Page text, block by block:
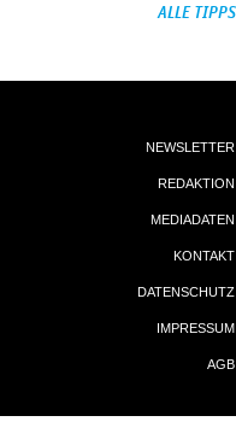
ALLE TIPPS
NEWSLETTER
REDAKTION
MEDIADATEN
KONTAKT
DATENSCHUTZ
IMPRESSUM
AGB